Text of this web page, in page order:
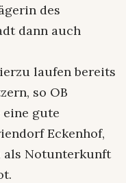
des
dann auch
laufen bereits
so OB
eine gute
Eckenhof,
als Notunterkunft